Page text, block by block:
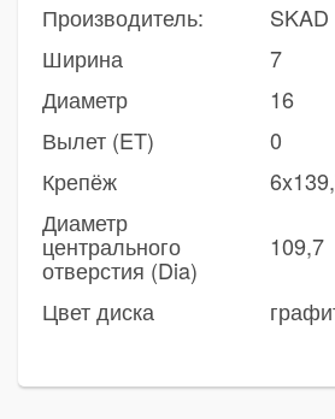
Производитель:
SKAD
Ширина
7
Диаметр
16
Вылет (ET)
0
Крепёж
Диаметр
центрального
отверстия (Dia)
109,7
Цвет диска